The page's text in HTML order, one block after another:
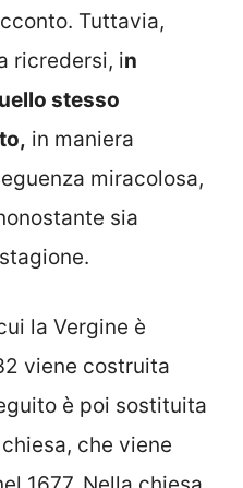
Tuttavia,
ricredersi, in
stesso
in maniera
miracolosa,
sia
la Vergine è
viene costruita
è poi sostituita
che viene